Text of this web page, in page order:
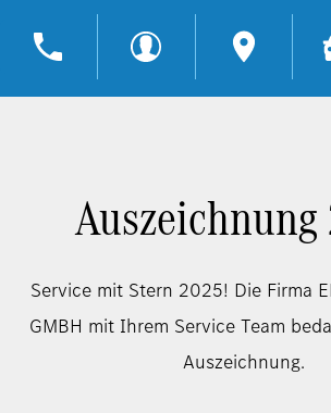
Auszeichnung
Service mit Stern 2025! Die Firma
GMBH mit Ihrem Service Team
Auszeichnung.